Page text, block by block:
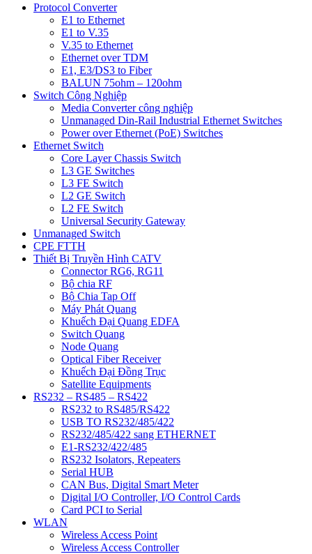
Protocol Converter
E1 to Ethernet
E1 to V.35
V.35 to Ethernet
Ethernet over TDM
E1, E3/DS3 to Fiber
BALUN 75ohm – 120ohm
Switch Công Nghiệp
Media Converter công nghiệp
Unmanaged Din-Rail Industrial Ethernet Switches
Power over Ethernet (PoE) Switches
Ethernet Switch
Core Layer Chassis Switch
L3 GE Switches
L3 FE Switch
L2 GE Switch
L2 FE Switch
Universal Security Gateway
Unmanaged Switch
CPE FTTH
Thiết Bị Truyền Hình CATV
Connector RG6, RG11
Bộ chia RF
Bộ Chia Tap Off
Máy Phát Quang
Khuếch Đại Quang EDFA
Switch Quang
Node Quang
Optical Fiber Receiver
Khuếch Đại Đồng Trục
Satellite Equipments
RS232 – RS485 – RS422
RS232 to RS485/RS422
USB TO RS232/485/422
RS232/485/422 sang ETHERNET
E1-RS232/422/485
RS232 Isolators, Repeaters
Serial HUB
CAN Bus, Digital Smart Meter
Digital I/O Controller, I/O Control Cards
Card PCI to Serial
WLAN
Wireless Access Point
Wireless Access Controller